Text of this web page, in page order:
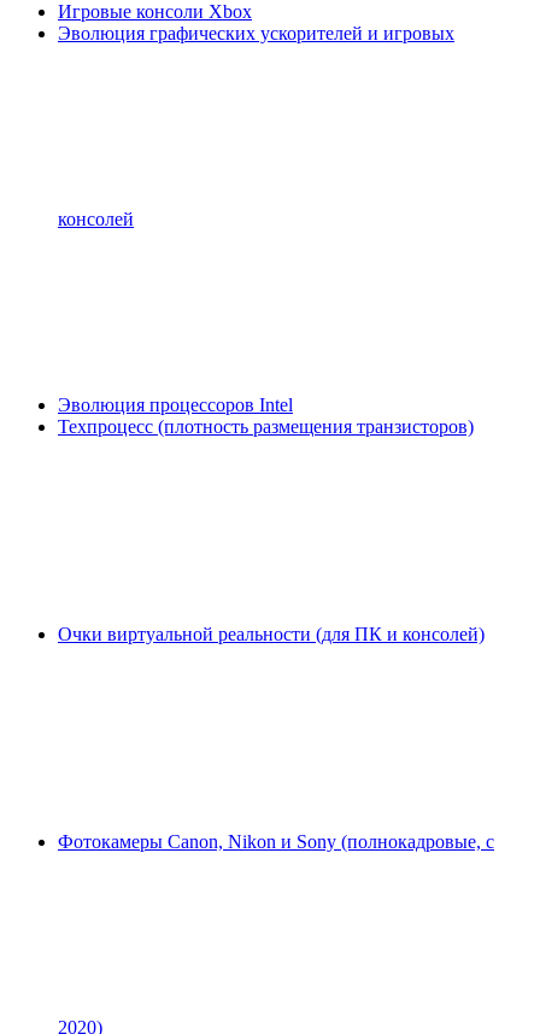
Игровые консоли Xbox
Эволюция графических ускорителей и игровых
консолей
Эволюция процессоров Intel
Техпроцесс (плотность размещения транзисторов)
Очки виртуальной реальности (для ПК и консолей)
Фотокамеры Canon, Nikon и Sony (полнокадровые, с
2020)